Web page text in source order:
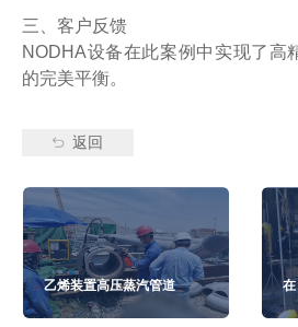
三、客户反馈
NODHA设备在此案例中实现了高
的完美平衡。
返回
乙烯装置高压蒸汽管道
在